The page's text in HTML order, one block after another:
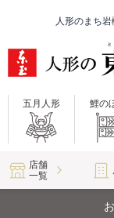
人形のまち
五月人形 鯉の
店舗
一覧